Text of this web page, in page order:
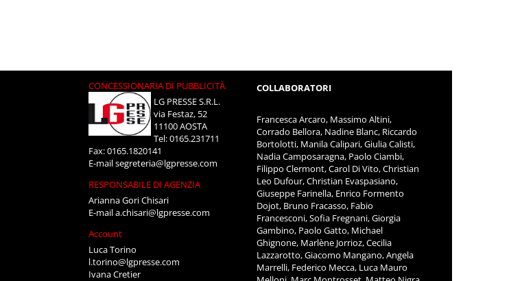
CONCESSIONARIA DI PUBBLICITÀ
LG PRESSE S.R.L.
via Festaz, 52
11100 AOSTA
Tel: 0165.231711
Fax: 0165.1820141
E-mailsegreteria@lgpresse.com
RESPONSABILE DI AGENZIA
Arianna Gori Chisari
E-maila.chisari@lgpresse.com
Account
Luca Torino
l.torino@lgpresse.com
Ivana Cretier
COLLABORATORI
Francesca Arcaro, Massimo Altini,
Corrado Bellora, Nadine Blanc, Riccardo
Bortolotti, Manila Calipari, Giulia Calisti,
Nadia Camposaragna, Paolo Ciambi,
Filippo Clermont, Carol Di Vito, Christian
Leo Dufour, Christian Evaspasiano,
Giuseppe Farinella, Enrico Formento
Dojot, Bruno Fracasso, Fabio
Francesconi, Sofia Fregnani, Giorgia
Gambino, Paolo Gatto, Michael
Ghignone, Marlène Jorrioz, Cecilia
Lazzarotto, Giacomo Mangano, Angela
Marrelli, Federico Mecca, Luca Mauro